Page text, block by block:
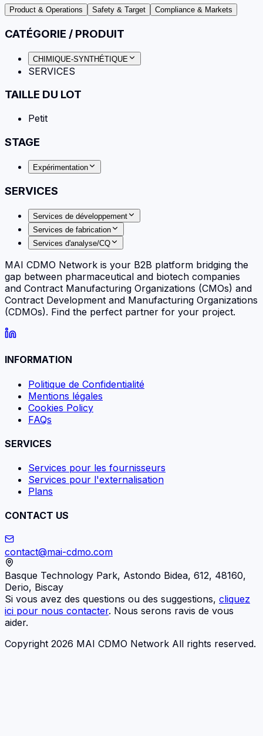
Product & Operations Safety & Target Compliance & Markets
CATÉGORIE / PRODUIT
CHIMIQUE-SYNTHÉTIQUE
SERVICES
TAILLE DU LOT
Petit
STAGE
Expérimentation
SERVICES
Services de développement
Services de fabrication
Services d'analyse/CQ
MAI CDMO Network is your B2B platform bridging the
gap between pharmaceutical and biotech companies
and Contract Manufacturing Organizations (CMOs) and
Contract Development and Manufacturing Organizations
(CDMOs). Find the perfect partner for your project.
INFORMATION
Politique de Confidentialité
Mentions légales
Cookies Policy
FAQs
SERVICES
Services pour les fournisseurs
Services pour l'externalisation
Plans
CONTACT US
contact@mai-cdmo.com
Basque Technology Park, Astondo Bidea, 612, 48160,
Derio, Biscay
Si vous avez des questions ou des suggestions, cliquez
ici pour nous contacter. Nous serons ravis de vous
aider.
Copyright 2026 MAI CDMO Network All rights reserved.